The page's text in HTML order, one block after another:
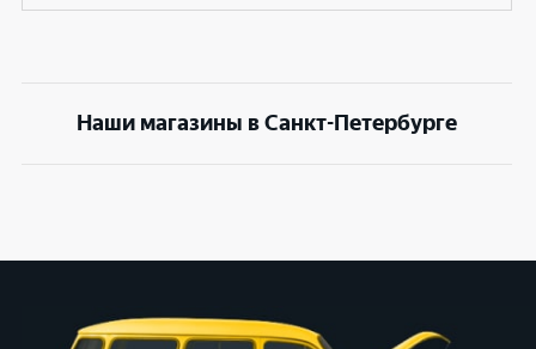
Наши магазины в Санкт-Петербурге